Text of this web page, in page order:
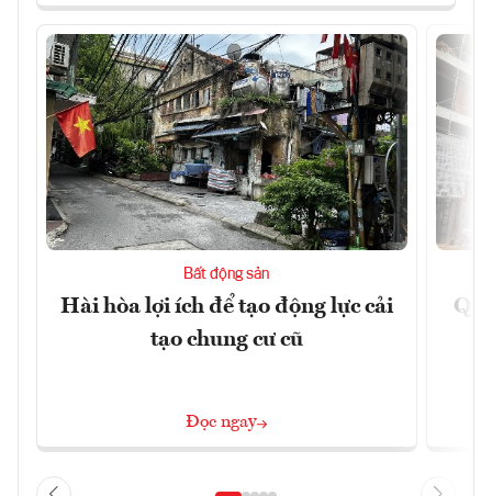
Bất động sản
Hài hòa lợi ích để tạo động lực cải
tạo chung cư cũ
Đọc ngay